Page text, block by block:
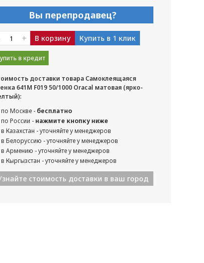
Вы перепродавец?
+ В корзину Купить в 1 клик
в кредит
доставки товара Самоклеящаяся
641M F019 50/1000 Oracal матовая (ярко-
по Москве - бесплатно
по России - нажмите кнопку ниже
в Казахстан - уточняйте у менеджеров
в Белоруссию - уточняйте у менеджеров
в Армению - уточняйте у менеджеров
в Кыргызстан - уточняйте у менеджеров
стоимость доставки в ваш город